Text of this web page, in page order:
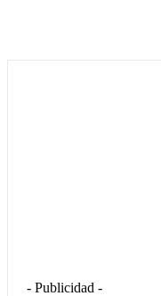
- Publicidad -